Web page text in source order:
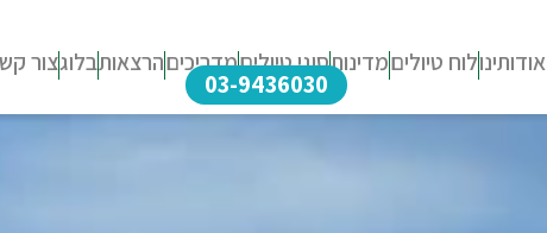
אודותינולוח טיוליםמדינותסוגי טיוליםמדריכיםהרצאותבלוגצור
03-9436030